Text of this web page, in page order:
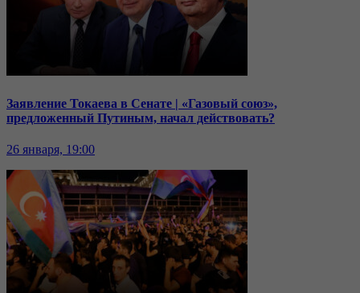
Заявление Токаева в Сенате | «Газовый союз»,
предложенный Путиным, начал действовать?
26 января, 19:00